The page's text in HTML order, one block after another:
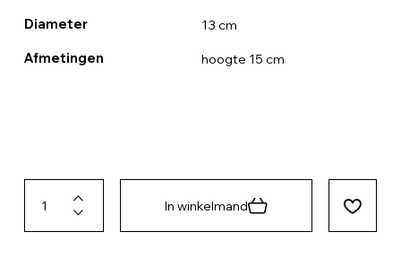
Diameter 13 cm
Afmetingen hoogte 15 cm
In winkelmand